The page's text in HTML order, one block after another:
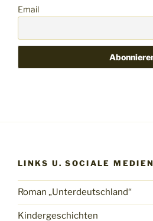
Email
LINKS U. SOCIALE MEDIEN
Roman „Unterdeutschland“
Kindergeschichten